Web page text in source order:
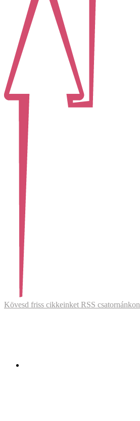
Kövesd friss cikkeinket RSS csatornánkon